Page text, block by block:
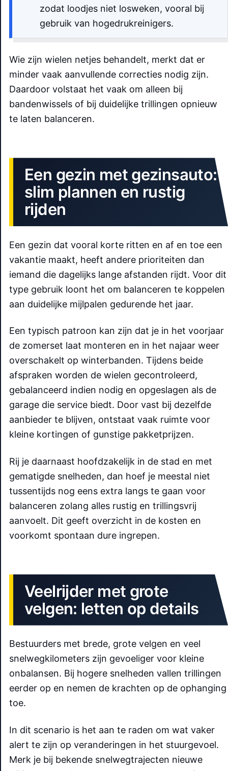
zodat loodjes niet losweken, vooral bij
gebruik van hogedrukreinigers.
Wie zijn wielen netjes behandelt, merkt dat er
minder vaak aanvullende correcties nodig zijn.
Daardoor volstaat het vaak om alleen bij
bandenwissels of bij duidelijke trillingen opnieuw
te laten balanceren.
Een gezin met gezinsauto:
slim plannen en rustig
rijden
Een gezin dat vooral korte ritten en af en toe een
vakantie maakt, heeft andere prioriteiten dan
iemand die dagelijks lange afstanden rijdt. Voor dit
type gebruik loont het om balanceren te koppelen
aan duidelijke mijlpalen gedurende het jaar.
Een typisch patroon kan zijn dat je in het voorjaar
de zomerset laat monteren en in het najaar weer
overschakelt op winterbanden. Tijdens beide
afspraken worden de wielen gecontroleerd,
gebalanceerd indien nodig en opgeslagen als de
garage die service biedt. Door vast bij dezelfde
aanbieder te blijven, ontstaat vaak ruimte voor
kleine kortingen of gunstige pakketprijzen.
Rij je daarnaast hoofdzakelijk in de stad en met
gematigde snelheden, dan hoef je meestal niet
tussentijds nog eens extra langs te gaan voor
balanceren zolang alles rustig en trillingsvrij
aanvoelt. Dit geeft overzicht in de kosten en
voorkomt spontaan dure ingrepen.
Veelrijder met grote
velgen: letten op details
Bestuurders met brede, grote velgen en veel
snelwegkilometers zijn gevoeliger voor kleine
onbalansen. Bij hogere snelheden vallen trillingen
eerder op en nemen de krachten op de ophanging
toe.
In dit scenario is het aan te raden om wat vaker
alert te zijn op veranderingen in het stuurgevoel.
Merk je bij bekende snelwegtrajecten nieuwe